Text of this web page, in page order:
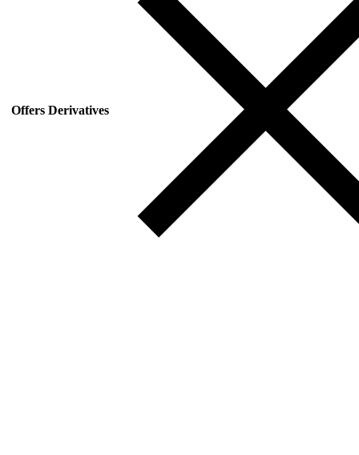
Offers Derivatives